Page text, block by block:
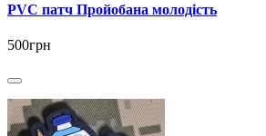
PVC патч Пройобана молодість
500грн